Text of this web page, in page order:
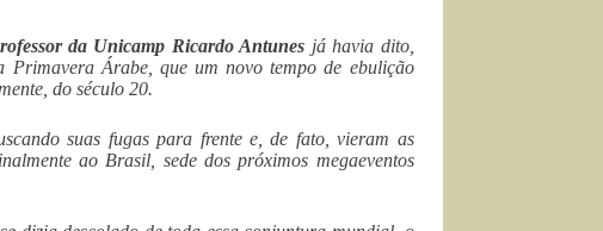
da Unicamp Ricardo Antunes já havia dito,
Árabe, que um novo tempo de ebulição
do século 20.
suas fugas para frente e, de fato, vieram as
ao Brasil, sede dos próximos megaeventos